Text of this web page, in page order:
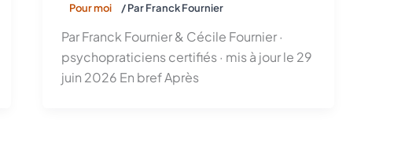
Pour moi / ParFranck Fournier
Par Franck Fournier & Cécile Fournier ·
psychopraticiens certifiés · mis à jour le 29
juin 2026 En bref Après